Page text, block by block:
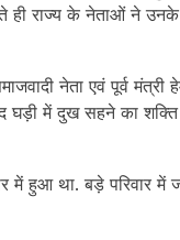
ही राज्य के नेताओं ने
नेता एवं पूर्व मंत्री
घड़ी में दुख सहने का
में हुआ था. बड़े परिवार में